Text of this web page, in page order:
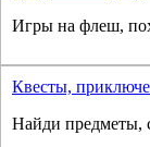
Игры на флеш,
Квесты,
Найди предметы,